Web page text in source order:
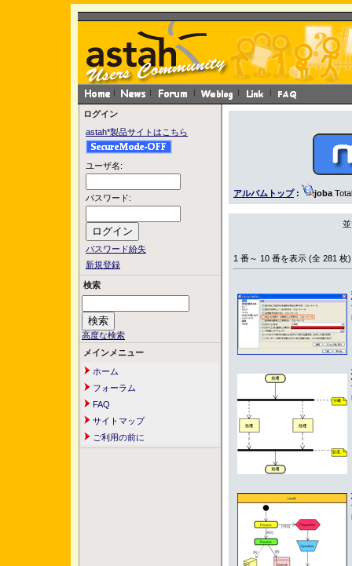
ログイン
astah*製品サイトはこちら
ユーザ名:
パスワード:
パスワード紛失
新規登録
検索
高度な検索
メインメニュー
ホーム
フォーラム
FAQ
サイトマップ
ご利用の前に
アルバムトップ: joba
1 番～ 10 番を表示 (全 281 枚)